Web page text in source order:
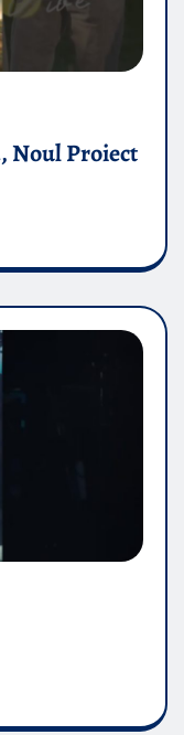
Noul Proiect